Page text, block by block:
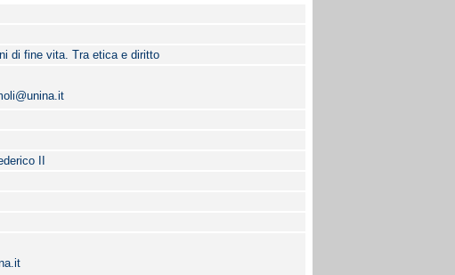
di fine vita. Tra etica e diritto
II